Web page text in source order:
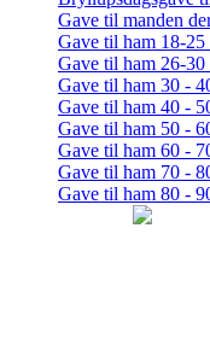
Gave til manden
Gave til ham 18-25
Gave til ham 26-30
Gave til ham 30 -
Gave til ham 40 -
Gave til ham 50 -
Gave til ham 60 -
Gave til ham 70 -
Gave til ham 80 -